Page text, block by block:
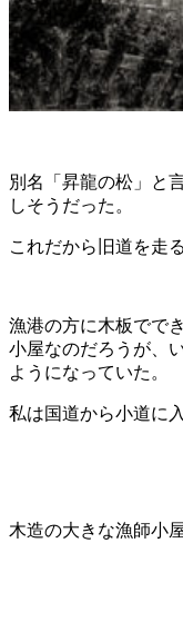
別名「昇龍の松」と
しそうだった。
これだから旧道を走
漁港の方に木板でで
小屋なのだろうが、
ようになっていた。
私は国道から小道に
木造の大きな漁師小